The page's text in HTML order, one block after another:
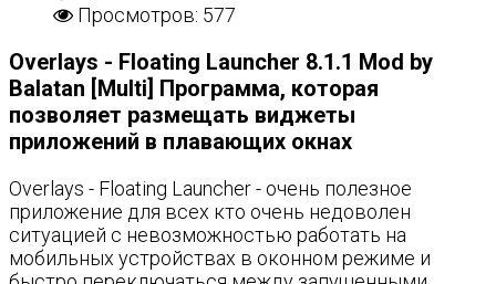
Просмотров: 577
Overlays - Floating Launcher 8.1.1 Mod by
Balatan [Multi] Программа, которая
позволяет размещать виджеты
приложений в плавающих окнах
Overlays - Floating Launcher - очень полезное
приложение для всех кто очень недоволен
ситуацией с невозможностью работать на
мобильных устройствах в оконном режиме и